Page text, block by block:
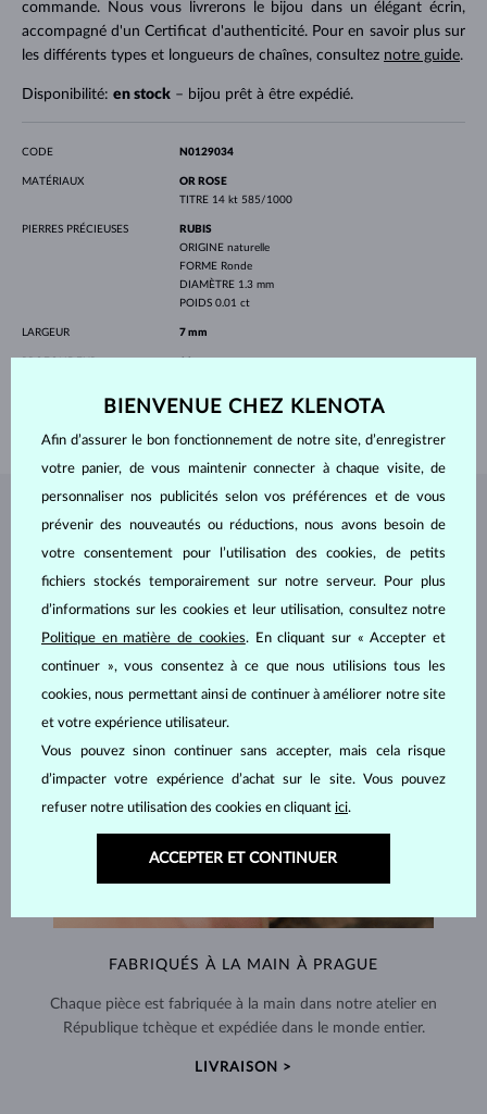
commande. Nous vous livrerons le bijou dans un élégant écrin,
accompagné d'un Certificat d'authenticité. Pour en savoir plus sur
les différents types et longueurs de chaînes, consultez notre guide.
Disponibilité: en stock– bijou prêt à être expédié.
CODE N0129034
MATÉRIAUX
OR ROSE
TITRE 14 kt 585/1000
PIERRES PRÉCIEUSES
RUBIS
ORIGINE naturelle
FORME Ronde
DIAMÈTRE 1.3 mm
POIDS 0.01 ct
LARGEUR 7 mm
BIJOUX DEL'ATELIER KLENOTA
FABRIQUÉS À LA MAIN À PRAGUE
Chaque pièce est fabriquée à la main dans notre atelier en
République tchèque et expédiée dans le monde entier.
LIVRAISON >
BIENVENUE CHEZ KLENOTA
Afin d’assurer le bon fonctionnement de notre site, d’enregistrer
votre panier, de vous maintenir connecter à chaque visite, de
personnaliser nos publicités selon vos préférences et de vous
prévenir des nouveautés ou réductions, nous avons besoin de
votre consentement pour l’utilisation des cookies, de petits
fichiers stockés temporairement sur notre serveur. Pour plus
d’informations sur les cookies et leur utilisation, consultez notre
Politique en matière de cookies. En cliquant sur « Accepter et
continuer », vous consentez à ce que nous utilisions tous les
cookies, nous permettant ainsi de continuer à améliorer notre site
et votre expérience utilisateur.
Vous pouvez sinon continuer sans accepter, mais cela risque
d’impacter votre expérience d’achat sur le site. Vous pouvez
refuser notre utilisation des cookies en cliquant ici.
ACCEPTER ET CONTINUER